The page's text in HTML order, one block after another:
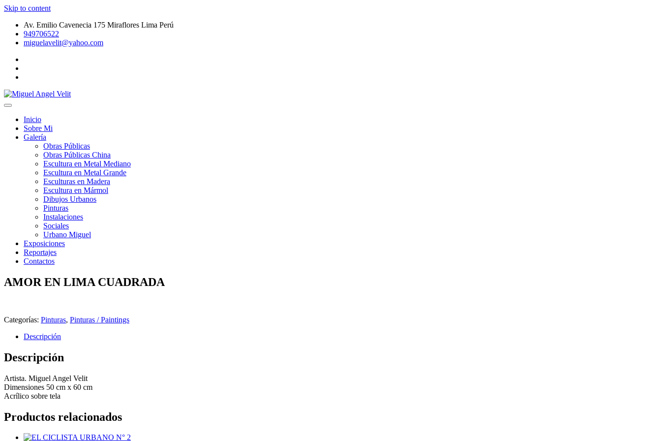
Skip to content
Av. Emilio Cavenecia 175 Miraflores Lima Perú
949706522
miguelavelit@yahoo.com
Miguel Angel Velit
Inicio
Sobre Mi
Galería
Obras Públicas
Obras Públicas China
Escultura en Metal Mediano
Escultura en Metal Grande
Esculturas en Madera
Escultura en Mármol
Dibujos Urbanos
Pinturas
Instalaciones
Sociales
Urbano Miguel
Exposiciones
Reportajes
Contactos
AMOR EN LIMA CUADRADA
Categorías: Pinturas, Pinturas / Paintings
Descripción
Descripción
Artista. Miguel Angel Velit
Dimensiones 50 cm x 60 cm
Acrílico sobre tela
Productos relacionados